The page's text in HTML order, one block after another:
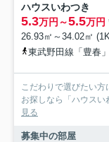
ハウスいわつき
5.3万円～5.5万円
26.93㎡～34.02㎡
東武野田線「豊春
こだわりで選びたい
お探しなら「ハウスい
見る
募集中の部屋